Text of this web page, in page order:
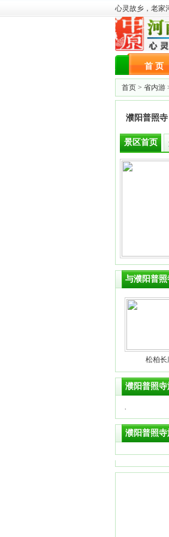
心灵故乡，老家
首 页
首页 > 省内游
濮阳普照寺
景区首页
与濮阳普
松柏长
濮阳普照
·
濮阳普照